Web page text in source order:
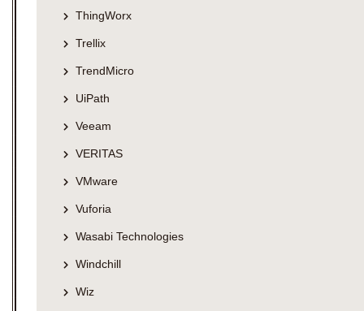
ThingWorx
Trellix
TrendMicro
UiPath
Veeam
VERITAS
VMware
Vuforia
Wasabi Technologies
Windchill
Wiz